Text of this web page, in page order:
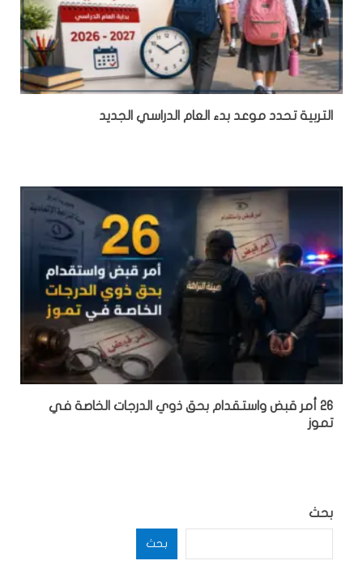
التربية تحدد موعد بدء العام الدراسي الجديد
26 أمر قبض واستقدام بحق ذوي الدرجات الخاصة في
تموز
بحث
بحث